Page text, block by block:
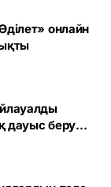
онлайн
дауыс беру